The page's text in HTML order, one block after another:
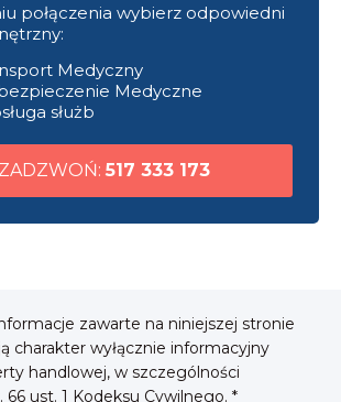
połączenia wybierz odpowiedni
Medyczny
Medyczne
służb
ZADZWOŃ: 517 333 173
zawarte na niniejszej stronie
charakter wyłącznie informacyjny
handlowej, w szczególności
ust. 1 Kodeksu Cywilnego. *